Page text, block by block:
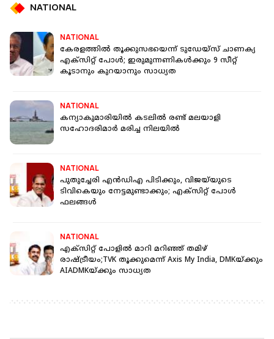
NATIONAL
NATIONAL
കേരളത്തിൽ തൂക്കുസഭയെന്ന് ടുഡേയ്‌സ് ചാണക്യ
എക്‌സിറ്റ് പോൾ; ഇരുമുന്നണികൾക്കും 9 സീറ്റ്
കൂടാനും കുറയാനും സാധ്യത
NATIONAL
കന്യാകുമാരിയിൽ കടലിൽ രണ്ട് മലയാളി
സഹോദരിമാർ മരിച്ച നിലയിൽ
NATIONAL
പുതുച്ചേരി എൻഡിഎ പിടിക്കും, വിജയ്‌യുടെ
ടിവികെയും നേട്ടമുണ്ടാക്കും; എക്സിറ്റ് പോൾ
ഫലങ്ങൾ
NATIONAL
എക്‌സിറ്റ് പോളിൽ മാറി മറിഞ്ഞ് തമിഴ്
രാഷ്ട്രീയം;TVK തൂക്കുമെന്ന് Axis My India, DMKയ്ക്കും
AIADMKയ്ക്കും സാധ്യത